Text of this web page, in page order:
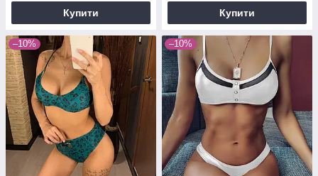
Купити Купити
–10% –10%